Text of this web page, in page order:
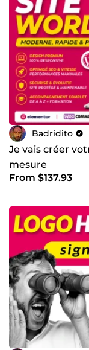
Badridito
Je vais créer
mesure
From $137.93